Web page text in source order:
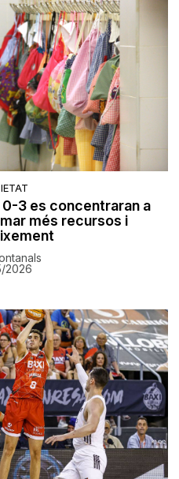
3 es concentraran a
més recursos i
2026